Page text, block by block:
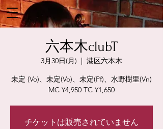
六本木clubT
3月30日(月)
  |
港区六本木
未定 (Vo)、未定(Vo)、未定(Pf)、水野樹里(Vn)
MC ¥4,950 TC ¥1,650
チケットは販売されていません